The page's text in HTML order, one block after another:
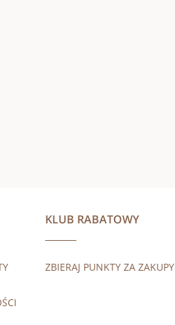
KLUB RABATOWY
ZBIERAJ PUNKTY ZA ZAKUPY